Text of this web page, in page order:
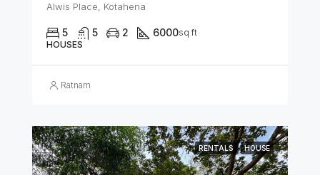
Alwis Place, Kotahena
5 5 2 6000sq ft
HOUSES
Ratnam
RENTALS HOUSE